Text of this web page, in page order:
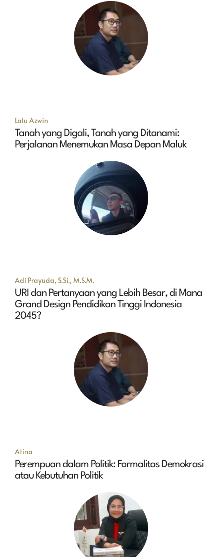
Lalu Azwin
Tanah yang Digali, Tanah yang Ditanami:
Perjalanan Menemukan Masa Depan Maluk
Adi Prayuda, S.Si., M.S.M.
URI dan Pertanyaan yang Lebih Besar, di Mana
Grand Design Pendidikan Tinggi Indonesia
2045?
Atina
Perempuan dalam Politik: Formalitas Demokrasi
atau Kebutuhan Politik